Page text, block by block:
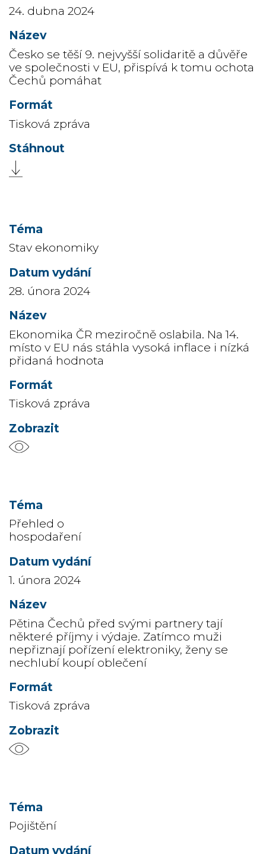
24. dubna 2024
Česko se těší 9. nejvyšší solidaritě a důvěře
ve společnosti v EU, přispívá k tomu ochota
Čechů pomáhat
Tisková zpráva
Stav ekonomiky
28. února 2024
Ekonomika ČR meziročně oslabila. Na 14.
místo v EU nás stáhla vysoká inflace i nízká
přidaná hodnota
Tisková zpráva
Přehled o
hospodaření
1. února 2024
Pětina Čechů před svými partnery tají
některé příjmy i výdaje. Zatímco muži
nepřiznají pořízení elektroniky, ženy se
nechlubí koupí oblečení
Tisková zpráva
Pojištění